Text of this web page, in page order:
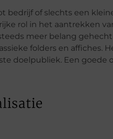
bedrijf of slechts een
rol in het aantrekken
meer belang
folders en affiches.
doelpubliek. Een goede